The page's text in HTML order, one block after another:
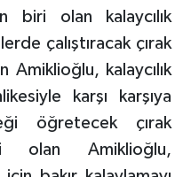
biri olan kalaycılık
çalıştıracak çırak
Amiklioğlu, kalaycılık
karşı karşıya
öğretecek çırak
olan Amiklioğlu,